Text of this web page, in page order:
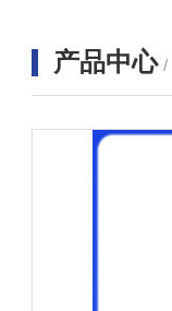
产品中心 /